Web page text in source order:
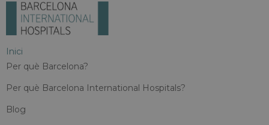
Inici
Per què Barcelona?
Per què Barcelona International Hospitals?
Blog